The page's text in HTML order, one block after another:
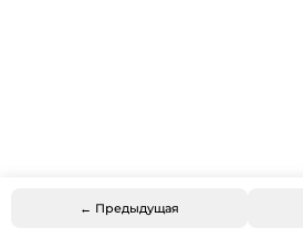
← Предыдущая